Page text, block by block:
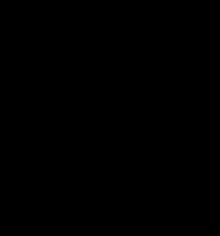
быстрая, качество отличное.
впечатляет, все детали на